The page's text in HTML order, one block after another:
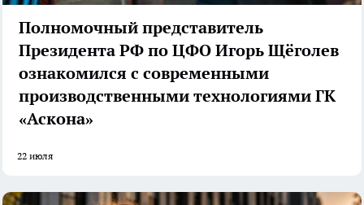
Полномочный представитель
Президента РФ по ЦФО Игорь Щёголев
ознакомился с современными
производственными технологиями ГК
«Аскона»
22 июля